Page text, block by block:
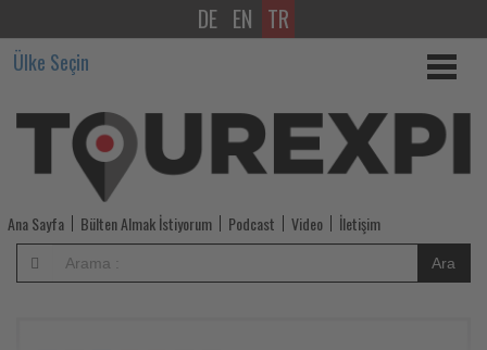
Sabiha
Gökçen
Havalimanı
günlük
yolcu
rekorunu
yeniledi
DE EN TR
Ülke Seçin
Ana Sayfa Bülten Almak İstiyorum Podcast Video İletişim
Ara